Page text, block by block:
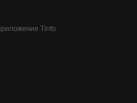
Tinfo